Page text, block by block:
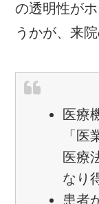
の透明性が
うかが、来
医療
「医
医療
なり
患者